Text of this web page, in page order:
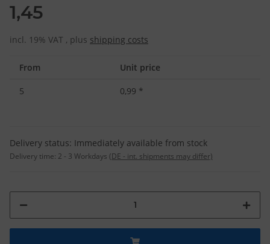
1,45
incl. 19% VAT , plus shipping costs
From Unit price
5 0,99 *
Delivery status: Immediately available from stock
Delivery time: 2 - 3 Workdays (DE - int. shipments may differ)